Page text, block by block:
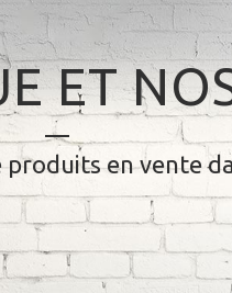
ET
en vente